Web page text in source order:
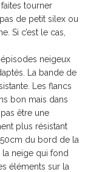
tourner
de petit silex ou
Si c’est le cas,
neigeux
La bande de
Les flancs
bon mais dans
être une
plus résistant
du bord de la
la neige qui fond
éléments sur la